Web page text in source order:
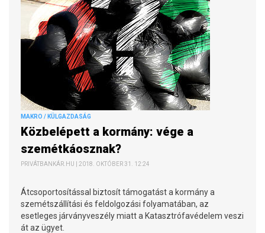
MAKRO / KÜLGAZDASÁG
Közbelépett a kormány: vége a
szemétkáosznak?
PRIVÁTBANKÁR.HU | 2018. OKTÓBER 31. 12:24
Átcsoportosítással biztosít támogatást a kormány a
szemétszállítási és feldolgozási folyamatában, az
esetleges járványveszély miatt a Katasztrófavédelem veszi
át az ügyet.